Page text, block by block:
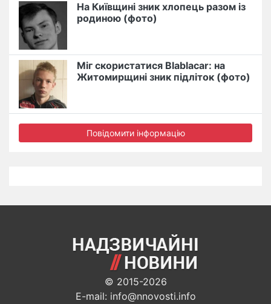
На Київщині зник хлопець разом із
родиною (фото)
Міг скористатися Blablacar: на
Житомирщині зник підліток (фото)
Повідомити інформацію
© 2015-2026
E-mail: info@nnovosti.info